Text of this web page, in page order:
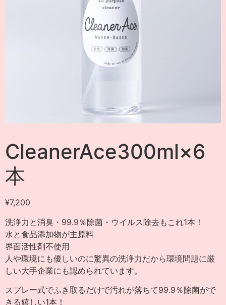
CleanerAce300ml×6
本
¥7,200
洗浄力と消臭・99.9％除菌・ウイルス除去もこれ1本！
水と食品添加物が主原料
界面活性剤不使用
人や環境にも優しいのに驚異の洗浄力だから環境問題に厳
しい大手企業にも認められています。
スプレー式でふき取るだけで汚れが落ちて99.9％除菌がで
きる嬉しい1本！